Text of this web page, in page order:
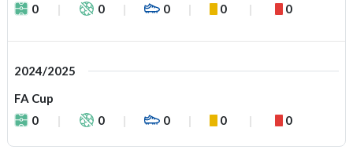
0
0 0 0 0
2024/2025
FA Cup
0
0 0 0 0